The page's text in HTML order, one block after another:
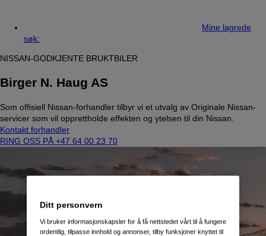
Mine lagrede
søk:
NISSAN-GODKJENTE BRUKTBILER
Birger N. Haug AS
Som offisiell Nissan-forhandler tilbyr vi et utvalg av Originale Nissan-
servicer som vil opprettholde effekten og ytelsen til din Nissan.
Kontakt forhandler
RING OSS PÅ +47 64 00 23 70
Ditt personvern
Vi bruker informasjonskapsler for å få nettstedet vårt til å fungere
ordentlig, tilpasse innhold og annonser, tilby funksjoner knyttet til